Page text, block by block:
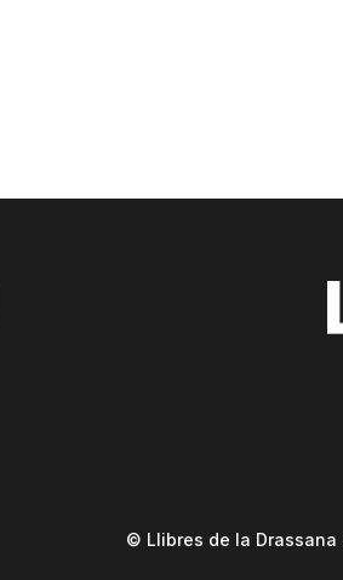
© Llibres de la Drassana